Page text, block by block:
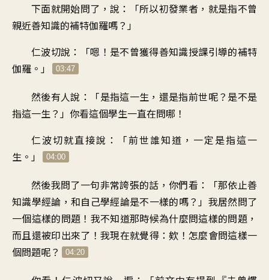
下面就開始問了，說 ：「所以初發業者 ， 就是指不曾
親近善知識的補特伽羅嗎？」
仁波切說：「嗯 ！ 是不曾獲得善知識授課引導的補特
伽羅 。」 03:47
然後有人說 ：「是指這一生 ， 還是指前世呢？ 是不是
指這一生？」 你看這個學生一直在問哪 ！
仁波切就直接說 ：「前世誰知道 ， 一定是指這一
生 。」 04:00
然後我問了一句非常誇張的話 ，你們看 ：「那依止善
知識學經論 ，和自己學經論是不一樣的嗎？」 我居然問了
一個這樣的問題 ！ 我不知道那時候為什麼問這樣的問題 ，
而且還被印出來了 ！我現在就覺得：欸 ！怎麼會問這樣一
個問題呢？ 04:20